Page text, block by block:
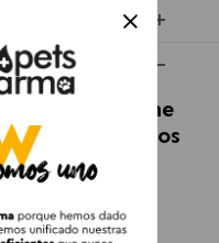
Hypoclorine
para Todos